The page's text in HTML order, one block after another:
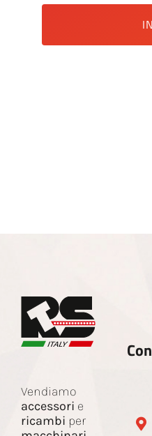
Vendiamo
accessori e
ricambi per